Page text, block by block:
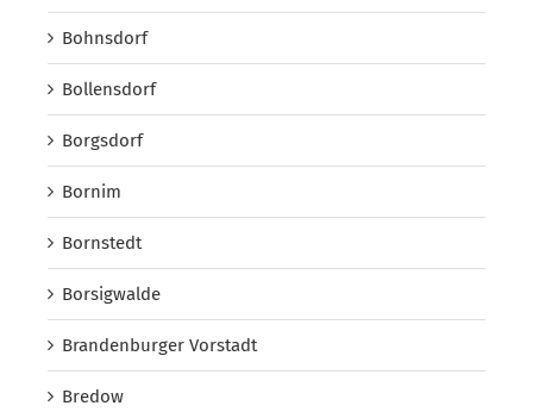
Bohnsdorf
Bollensdorf
Borgsdorf
Bornim
Bornstedt
Borsigwalde
Brandenburger Vorstadt
Bredow